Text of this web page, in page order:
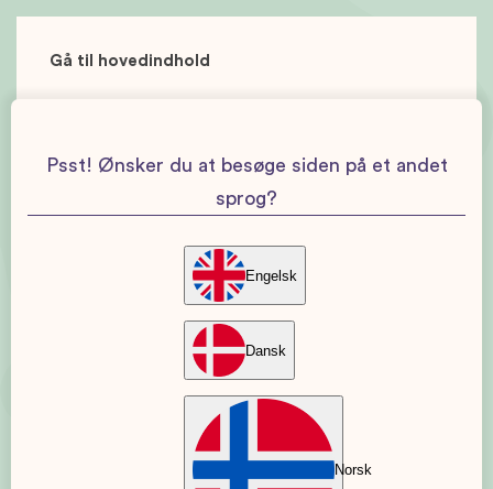
Gå til hovedindhold
Psst! Ønsker du at besøge siden på et andet
sprog?
Engelsk
Dansk
Norsk